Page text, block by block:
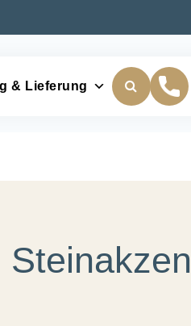
& Lieferung